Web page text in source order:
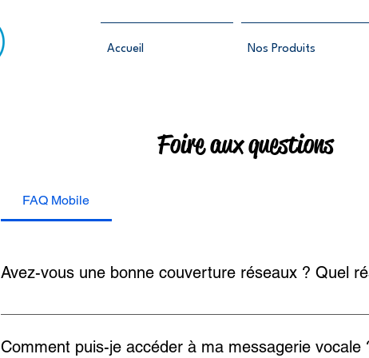
Accueil Nos Produits
Foire aux questions
FAQ Mobile
Avez-vous une bonne couverture réseaux ? Quel
Nous avons choisi d'utiliser les infrastructures de Proximus
Comment puis-je accéder à ma messagerie vocale